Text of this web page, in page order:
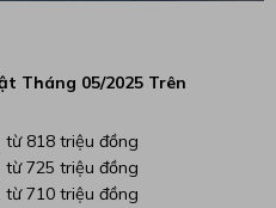
Tháng 05/2025 Trên
từ 818 triệu đồng
từ 725 triệu đồng
từ 710 triệu đồng